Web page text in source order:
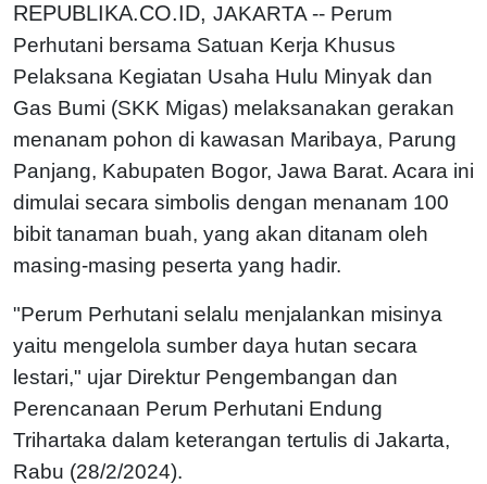
REPUBLIKA.CO.ID, JAKARTA -- Perum
Perhutani bersama Satuan Kerja Khusus
Pelaksana Kegiatan Usaha Hulu Minyak dan
Gas Bumi (SKK Migas) melaksanakan gerakan
menanam pohon di kawasan Maribaya, Parung
Panjang, Kabupaten Bogor, Jawa Barat. Acara ini
dimulai secara simbolis dengan menanam 100
bibit tanaman buah, yang akan ditanam oleh
masing-masing peserta yang hadir.
"Perum Perhutani selalu menjalankan misinya
yaitu mengelola sumber daya hutan secara
lestari," ujar Direktur Pengembangan dan
Perencanaan Perum Perhutani Endung
Trihartaka dalam keterangan tertulis di Jakarta,
Rabu (28/2/2024).